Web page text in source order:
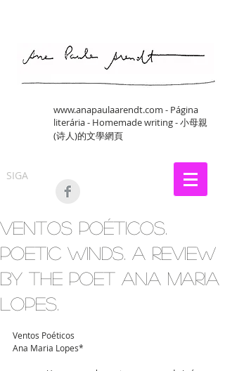
www.anapaulaarendt.com - Página
literária - Homemade writing - 小母親
(诗人)的文學網頁
SIGA
Ventos Poéticos.
Poetic Winds. A review
by the poet Ana Maria
Lopes.
Ventos Poéticos
Ana Maria Lopes*